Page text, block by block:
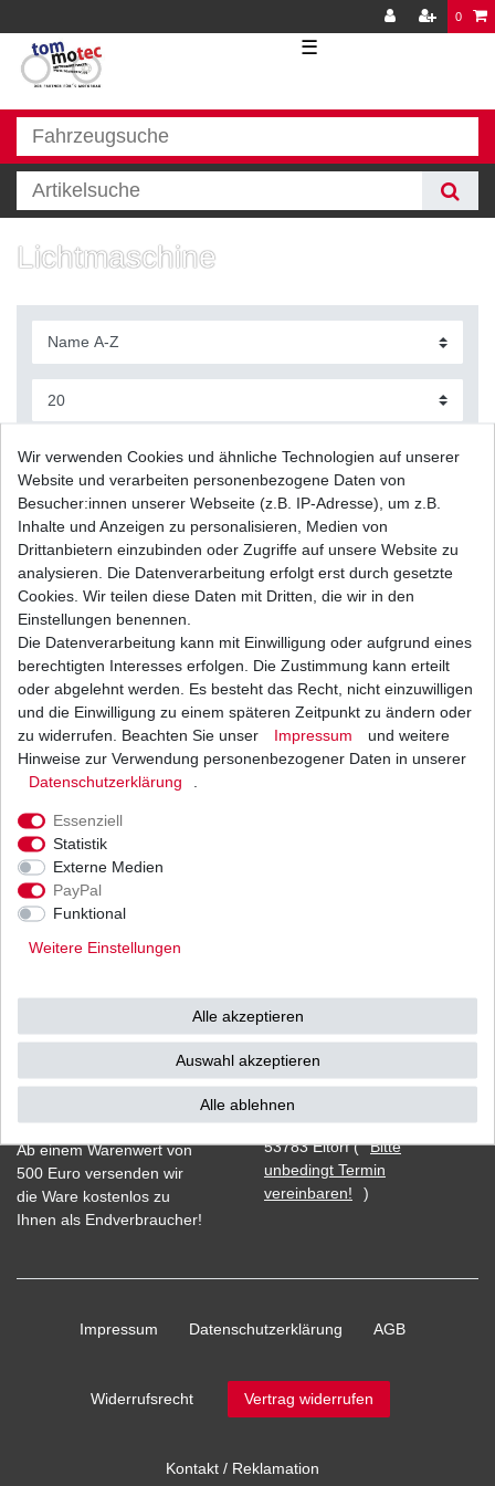
0
☰
Lichtmaschine
Abdrückschraube Yamaha u.a. FZR600 FZR1000
XJ550 XJ650 XS400 M16*1,5
UVP 15,90 € 11,50 € *
*inkl. ges. MwSt.
Dichtung Lichtmaschine Yamaha XJ 750 41Y
UVP 5,90 €
Ab einem Warenwert von
500 Euro versenden wir
die Ware kostenlos zu
Ihnen als Endverbraucher!
Vorkasse
Barzahlung bei Abholung in
53783 Eitorf (
Bitte
unbedingt Termin
vereinbaren!
)
Impressum Daten­schutz­erklärung AGB
Widerrufs­recht Vertrag widerrufen
Kontakt / Reklamation
Wir verwenden Cookies und ähnliche Technologien auf unserer
Website und verarbeiten personenbezogene Daten von
Besucher:innen unserer Webseite (z.B. IP-Adresse), um z.B.
Inhalte und Anzeigen zu personalisieren, Medien von
Drittanbietern einzubinden oder Zugriffe auf unsere Website zu
analysieren. Die Datenverarbeitung erfolgt erst durch gesetzte
Cookies. Wir teilen diese Daten mit Dritten, die wir in den
Einstellungen benennen.
Die Datenverarbeitung kann mit Einwilligung oder aufgrund eines
berechtigten Interesses erfolgen. Die Zustimmung kann erteilt
oder abgelehnt werden. Es besteht das Recht, nicht einzuwilligen
und die Einwilligung zu einem späteren Zeitpunkt zu ändern oder
zu widerrufen. Beachten Sie unser
Impressum
und weitere
Hinweise zur Verwendung personenbezogener Daten in unserer
Daten­schutz­erklärung
Essenziell
Statistik
Externe Medien
PayPal
Funktional
Weitere Einstellungen
Alle akzeptieren
Auswahl akzeptieren
Alle ablehnen